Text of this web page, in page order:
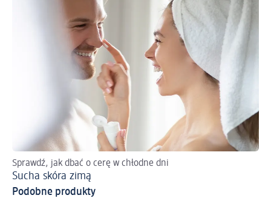
Sprawdź, jak dbać o cerę w chłodne dni
Sucha skóra zimą
Podobne produkty